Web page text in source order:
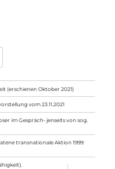
(erschienen Oktober 2021)
vom 23.11.2021
im Gespräch- jenseits von sog.
transnationale Aktion 1999: